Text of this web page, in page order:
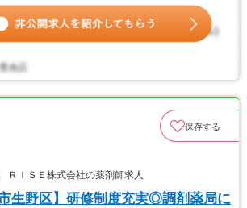
保存する
ＩＳＥ株式会社の薬剤師求人
生野区】研修制度充実◎調剤薬局に